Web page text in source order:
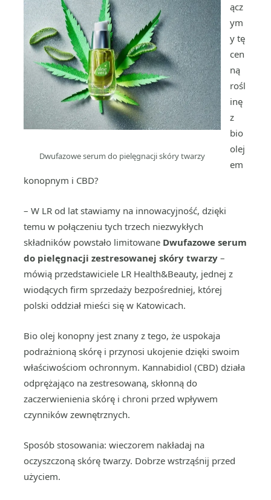
Dwufazowe serum do pielęgnacji skóry twarzy
ącz
ym
y tę
cen
ną
rośl
inę
z
bio
olej
em
konopnym i CBD?
– W LR od lat stawiamy na innowacyjność, dzięki
temu w połączeniu tych trzech niezwykłych
składników powstało limitowane Dwufazowe serum
do pielęgnacji zestresowanej skóry twarzy –
mówią przedstawiciele LR Health&Beauty, jednej z
wiodących firm sprzedaży bezpośredniej, której
polski oddział mieści się w Katowicach.
Bio olej konopny jest znany z tego, że uspokaja
podrażnioną skórę i przynosi ukojenie dzięki swoim
właściwościom ochronnym. Kannabidiol (CBD) działa
odprężająco na zestresowaną, skłonną do
zaczerwienienia skórę i chroni przed wpływem
czynników zewnętrznych.
Sposób stosowania: wieczorem nakładaj na
oczyszczoną skórę twarzy. Dobrze wstrząśnij przed
użyciem.